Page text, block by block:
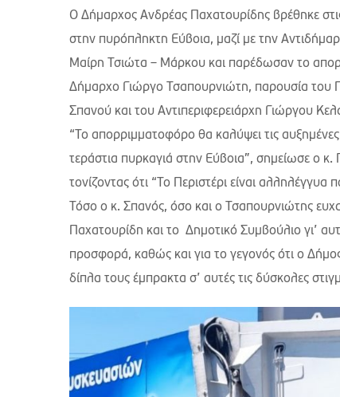
Ο Δήμαρχος Ανδρέας Παχατουρίδης βρέθηκε
στην πυρόπληκτη Εύβοια, μαζί με την
Μαίρη Τσιώτα – Μάρκου και παρέδωσαν το
Δήμαρχο Γιώργο Τσαπουρνιώτη, παρουσία του
Σπανού και του Αντιπεριφερειάρχη Γιώργου
“Το απορριμματοφόρο θα καλύψει τις
τεράστια πυρκαγιά στην Εύβοια”, σημείωσε ο κ.
τονίζοντας ότι “Το Περιστέρι είναι
Τόσο ο κ. Σπανός, όσο και ο Τσαπουρνιώτης
Παχατουρίδη και το Δημοτικό Συμβούλιο γι’
προσφορά, καθώς και για το γεγονός ότι ο Δήμος
δίπλα τους έμπρακτα σ’ αυτές τις δύσκολες